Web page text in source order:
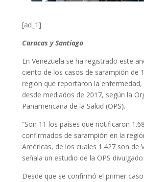
[ad_1]
Caracas y Santiago
En Venezuela se ha registrado este
ciento de los casos de sarampión de
región que reportaron la enfermedad,
desde mediados de 2017, según la
Panamericana de la Salud (OPS).
“Son 11 los países que notificaron
confirmados de sarampión en la
Américas, de los cuales 1.427 son de
señala un estudio de la OPS
Desde que se confirmó el primer